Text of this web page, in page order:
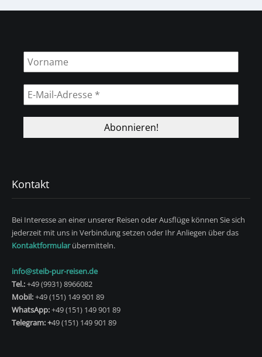
Kontakt
Bei Interesse an einer unserer Reisen oder Ausflüge können Sie sich
jederzeit mit uns in Verbindung setzen oder Ihr Anliegen über das
Kontaktformularübermitteln.
info@steib-pur-reisen.de
Tel.:+49 (9931) 8966082
Mobil:+49 (151) 149 901 89
WhatsApp:+49 (151) 149 901 89
Telegram: +49 (151) 149 901 89